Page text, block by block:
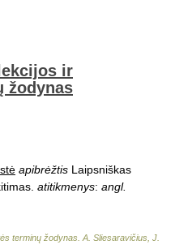
ir
žodynas
apibrėžtis Laipsniškas
atitikmenys: angl.
terminų žodynas A. Sliesaravičius, J.